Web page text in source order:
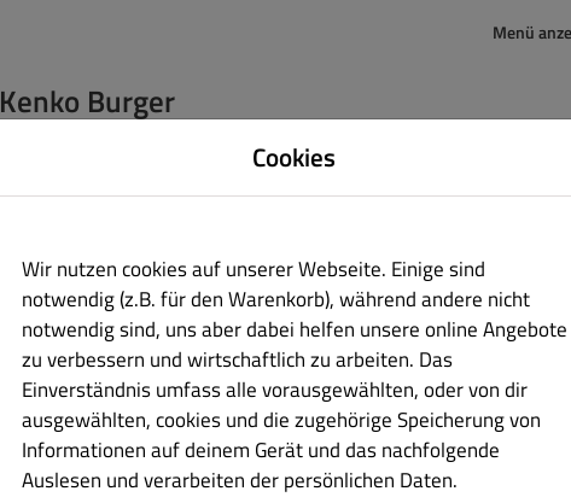
Menü
Kenko Burger
Sachsen
+49545557778
Du kannst uns gerne eine Nachricht senden
Keine
Cookies
Wir nutzen cookies auf unserer Webseite. Einige sind
notwendig (z.B. für den Warenkorb), während andere nicht
notwendig sind, uns aber dabei helfen unsere online Angebote
zu verbessern und wirtschaftlich zu arbeiten. Das
Einverständnis umfass alle vorausgewählten, oder von dir
ausgewählten, cookies und die zugehörige Speicherung von
Informationen auf deinem Gerät und das nachfolgende
Auslesen und verarbeiten der persönlichen Daten.